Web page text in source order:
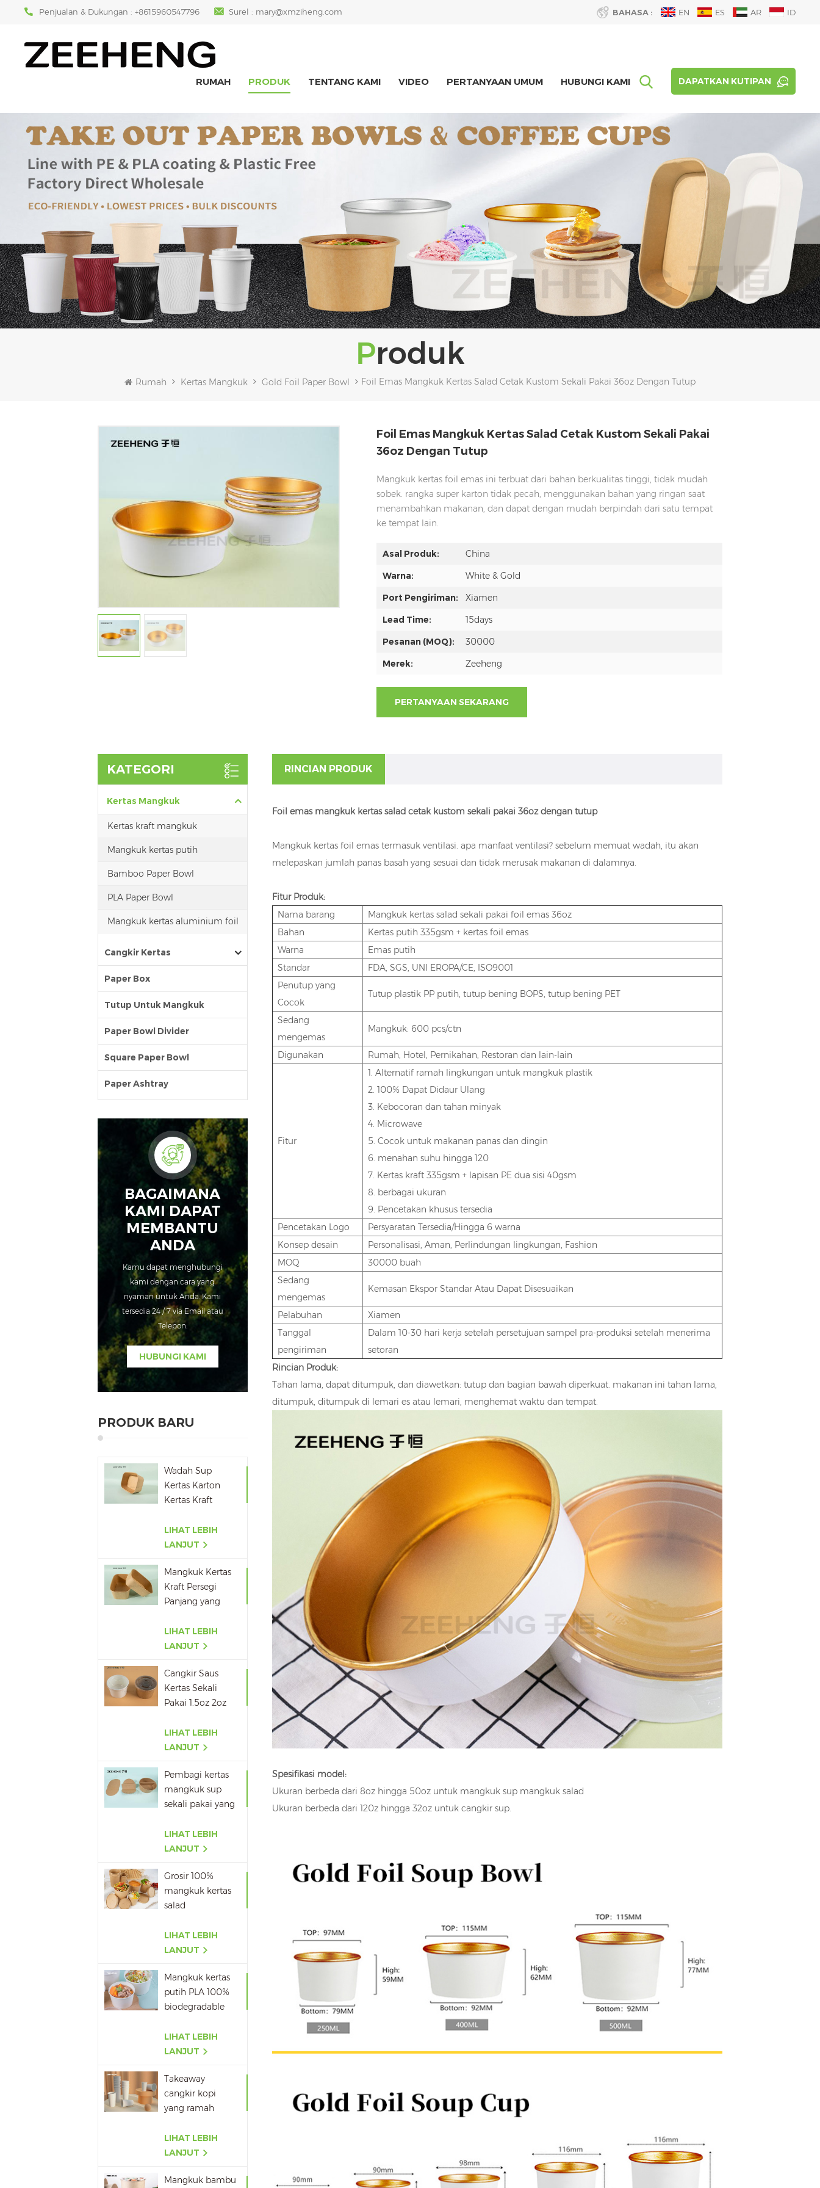
BAHASA : EN ES AR ID
Penjualan & Dukungan : +8615960547796 Surel : mary@xmziheng.com
DAPATKAN KUTIPAN
RUMAH PRODUK TENTANG KAMI VIDEO PERTANYAAN UMUM HUBUNGI KAMI
Produk
Rumah Kertas Mangkuk Gold Foil Paper Bowl Foil Emas Mangkuk Kertas Salad Cetak Kustom Sekali Pakai 36oz Dengan Tutup
Foil Emas Mangkuk Kertas Salad Cetak Kustom Sekali Pakai
36oz Dengan Tutup
Mangkuk kertas foil emas ini terbuat dari bahan berkualitas tinggi, tidak mudah
sobek. rangka super karton tidak pecah, menggunakan bahan yang ringan saat
menambahkan makanan, dan dapat dengan mudah berpindah dari satu tempat
ke tempat lain.
Asal Produk:
China
Warna:
White & Gold
Port Pengiriman:
Xiamen
Lead Time:
15days
Pesanan (MOQ):
30000
Merek:
Zeeheng
PERTANYAAN SEKARANG
KATEGORI
Kertas Mangkuk
Kertas kraft mangkuk
Mangkuk kertas putih
Bamboo Paper Bowl
PLA Paper Bowl
Mangkuk kertas aluminium foil
Cangkir Kertas
Paper Box
Tutup Untuk Mangkuk
Paper Bowl Divider
Square Paper Bowl
Paper Ashtray
BAGAIMANA
KAMI DAPAT
MEMBANTU
ANDA
Kamu dapat menghubungi
kami dengan cara yang
nyaman untuk Anda. Kami
tersedia 24 / 7 via Email atau
Telepon.
HUBUNGI KAMI
PRODUK BARU
Wadah Sup
Kertas Karton
Kertas Kraft
Lingkungan
LIHAT LEBIH
LANJUT
Mangkuk Kertas
Kraft Persegi
Panjang yang
Ulang
500ML,650ML,750ML,1000ML
LIHAT LEBIH
LANJUT
Cangkir Saus
Kertas Sekali
Pakai 1.5oz 2oz
LIHAT LEBIH
LANJUT
Pembagi kertas
mangkuk sup
sekali pakai yang
pulang terlaris
LIHAT LEBIH
LANJUT
Grosir 100%
mangkuk kertas
salad
pla
LIHAT LEBIH
LANJUT
Mangkuk kertas
putih PLA 100%
biodegradable
LIHAT LEBIH
LANJUT
Takeaway
cangkir kopi
yang ramah
Grosir
LIHAT LEBIH
LANJUT
Mangkuk bambu
RINCIAN PRODUK
Foil emas mangkuk kertas salad cetak kustom sekali pakai 36oz dengan tutup
Mangkuk kertas foil emas termasuk ventilasi. apa manfaat ventilasi? sebelum memuat wadah, itu akan
melepaskan jumlah panas basah yang sesuai dan tidak merusak makanan di dalamnya.
Fitur Produk:
Nama barang
Mangkuk kertas salad sekali pakai foil emas 36oz
Bahan
Kertas putih 335gsm + kertas foil emas
Warna
Emas putih
Standar
FDA, SGS, UNI EROPA/CE, ISO9001
Penutup yang
Cocok
Tutup plastik PP putih, tutup bening BOPS, tutup bening PET
Sedang
mengemas
Mangkuk: 600 pcs/ctn
Digunakan Rumah, Hotel, Pernikahan, Restoran dan lain-lain
Fitur
1. Alternatif ramah lingkungan untuk mangkuk plastik
2. 100% Dapat Didaur Ulang
3. Kebocoran dan tahan minyak
4. Microwave
5. Cocok untuk makanan panas dan dingin
6. menahan suhu hingga 120
7. Kertas kraft 335gsm + lapisan PE dua sisi 40gsm
8. berbagai ukuran
9. Pencetakan khusus tersedia
Pencetakan Logo
Persyaratan Tersedia/Hingga 6 warna
Konsep desain
Personalisasi, Aman, Perlindungan lingkungan, Fashion
MOQ
30000 buah
Sedang
mengemas
Kemasan Ekspor Standar Atau Dapat Disesuaikan
Pelabuhan
Xiamen
Tanggal
pengiriman
Dalam 10-30 hari kerja setelah persetujuan sampel pra-produksi setelah menerima
setoran
Rincian Produk:
Tahan lama, dapat ditumpuk, dan diawetkan: tutup dan bagian bawah diperkuat. makanan ini tahan lama,
ditumpuk, ditumpuk di lemari es atau lemari, menghemat waktu dan tempat.
Spesifikasi model:
Ukuran berbeda dari 8oz hingga 50oz untuk mangkuk sup mangkuk salad
Ukuran berbeda dari 120z hingga 32oz untuk cangkir sup.